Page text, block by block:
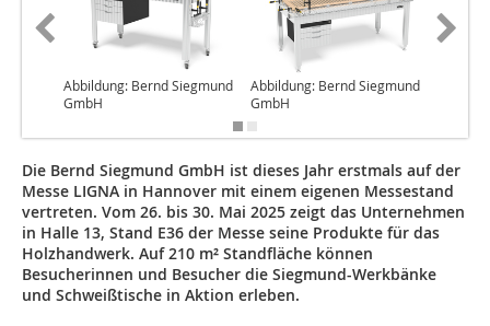
Abbildung: Bernd Siegmund
GmbH
Abbildung: Bernd Siegmund
GmbH
Die Bernd Siegmund GmbH ist dieses Jahr erstmals auf der
Messe LIGNA in Hannover mit einem eigenen Messestand
vertreten. Vom 26. bis 30. Mai 2025 zeigt das Unternehmen
in Halle 13, Stand E36 der Messe seine Produkte für das
Holzhandwerk. Auf 210 m² Standfläche können
Besucherinnen und Besucher die Siegmund-Werkbänke
und Schweißtische in Aktion erleben.